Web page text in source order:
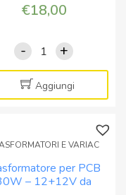
€18,00
-
Trasformatore
per
PCB
16W
da
circuito
stampato
+
Aggiungi
E VARIAC
per PCB
– 12+12V da